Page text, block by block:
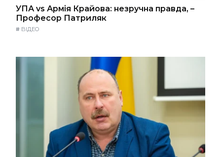
УПА vs Армія Крайова: незручна правда, –
Професор Патриляк
# ВІДЕО